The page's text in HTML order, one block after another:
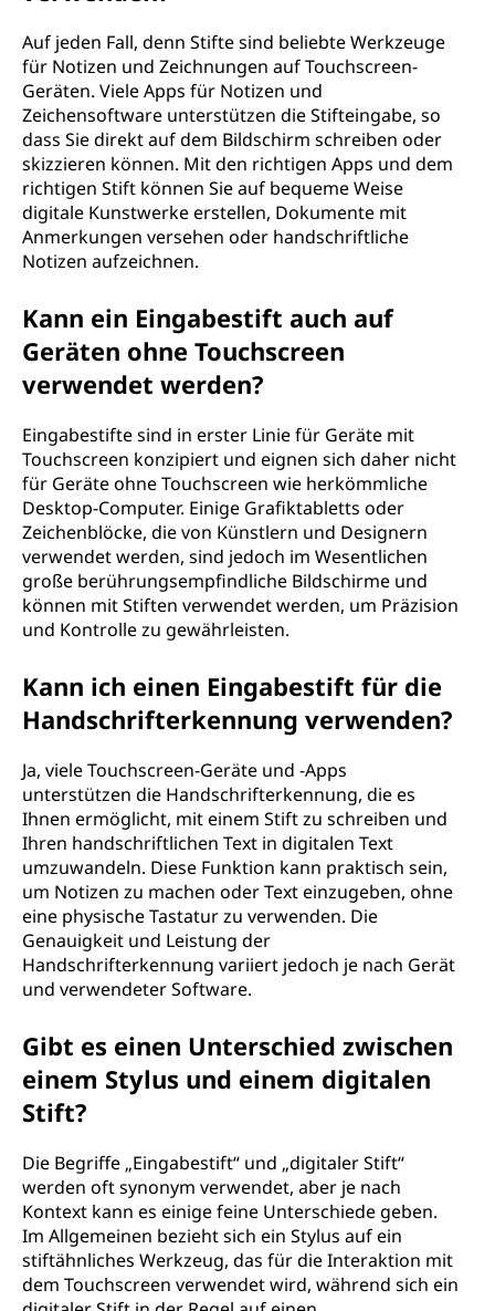
Auf jeden Fall, denn Stifte sind beliebte Werkzeuge
für Notizen und Zeichnungen auf Touchscreen-
Geräten. Viele Apps für Notizen und
Zeichensoftware unterstützen die Stifteingabe, so
dass Sie direkt auf dem Bildschirm schreiben oder
skizzieren können. Mit den richtigen Apps und dem
richtigen Stift können Sie auf bequeme Weise
digitale Kunstwerke erstellen, Dokumente mit
Anmerkungen versehen oder handschriftliche
Notizen aufzeichnen.
Kann ein Eingabestift auch auf
Geräten ohne Touchscreen
verwendet werden?
Eingabestifte sind in erster Linie für Geräte mit
Touchscreen konzipiert und eignen sich daher nicht
für Geräte ohne Touchscreen wie herkömmliche
Desktop-Computer. Einige Grafiktabletts oder
Zeichenblöcke, die von Künstlern und Designern
verwendet werden, sind jedoch im Wesentlichen
große berührungsempfindliche Bildschirme und
können mit Stiften verwendet werden, um Präzision
und Kontrolle zu gewährleisten.
Kann ich einen Eingabestift für die
Handschrifterkennung verwenden?
Ja, viele Touchscreen-Geräte und -Apps
unterstützen die Handschrifterkennung, die es
Ihnen ermöglicht, mit einem Stift zu schreiben und
Ihren handschriftlichen Text in digitalen Text
umzuwandeln. Diese Funktion kann praktisch sein,
um Notizen zu machen oder Text einzugeben, ohne
eine physische Tastatur zu verwenden. Die
Genauigkeit und Leistung der
Handschrifterkennung variiert jedoch je nach Gerät
und verwendeter Software.
Gibt es einen Unterschied zwischen
einem Stylus und einem digitalen
Stift?
Die Begriffe „Eingabestift“ und „digitaler Stift“
werden oft synonym verwendet, aber je nach
Kontext kann es einige feine Unterschiede geben.
Im Allgemeinen bezieht sich ein Stylus auf ein
stiftähnliches Werkzeug, das für die Interaktion mit
dem Touchscreen verwendet wird, während sich ein